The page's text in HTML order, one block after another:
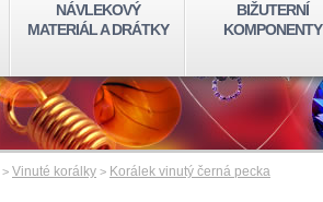
NÁVLEKOVÝ
MATERIÁL A DRÁTKY
BIŽUTERNÍ
KOMPONENTY
> Vinuté korálky > Korálek vinutý černá pecka